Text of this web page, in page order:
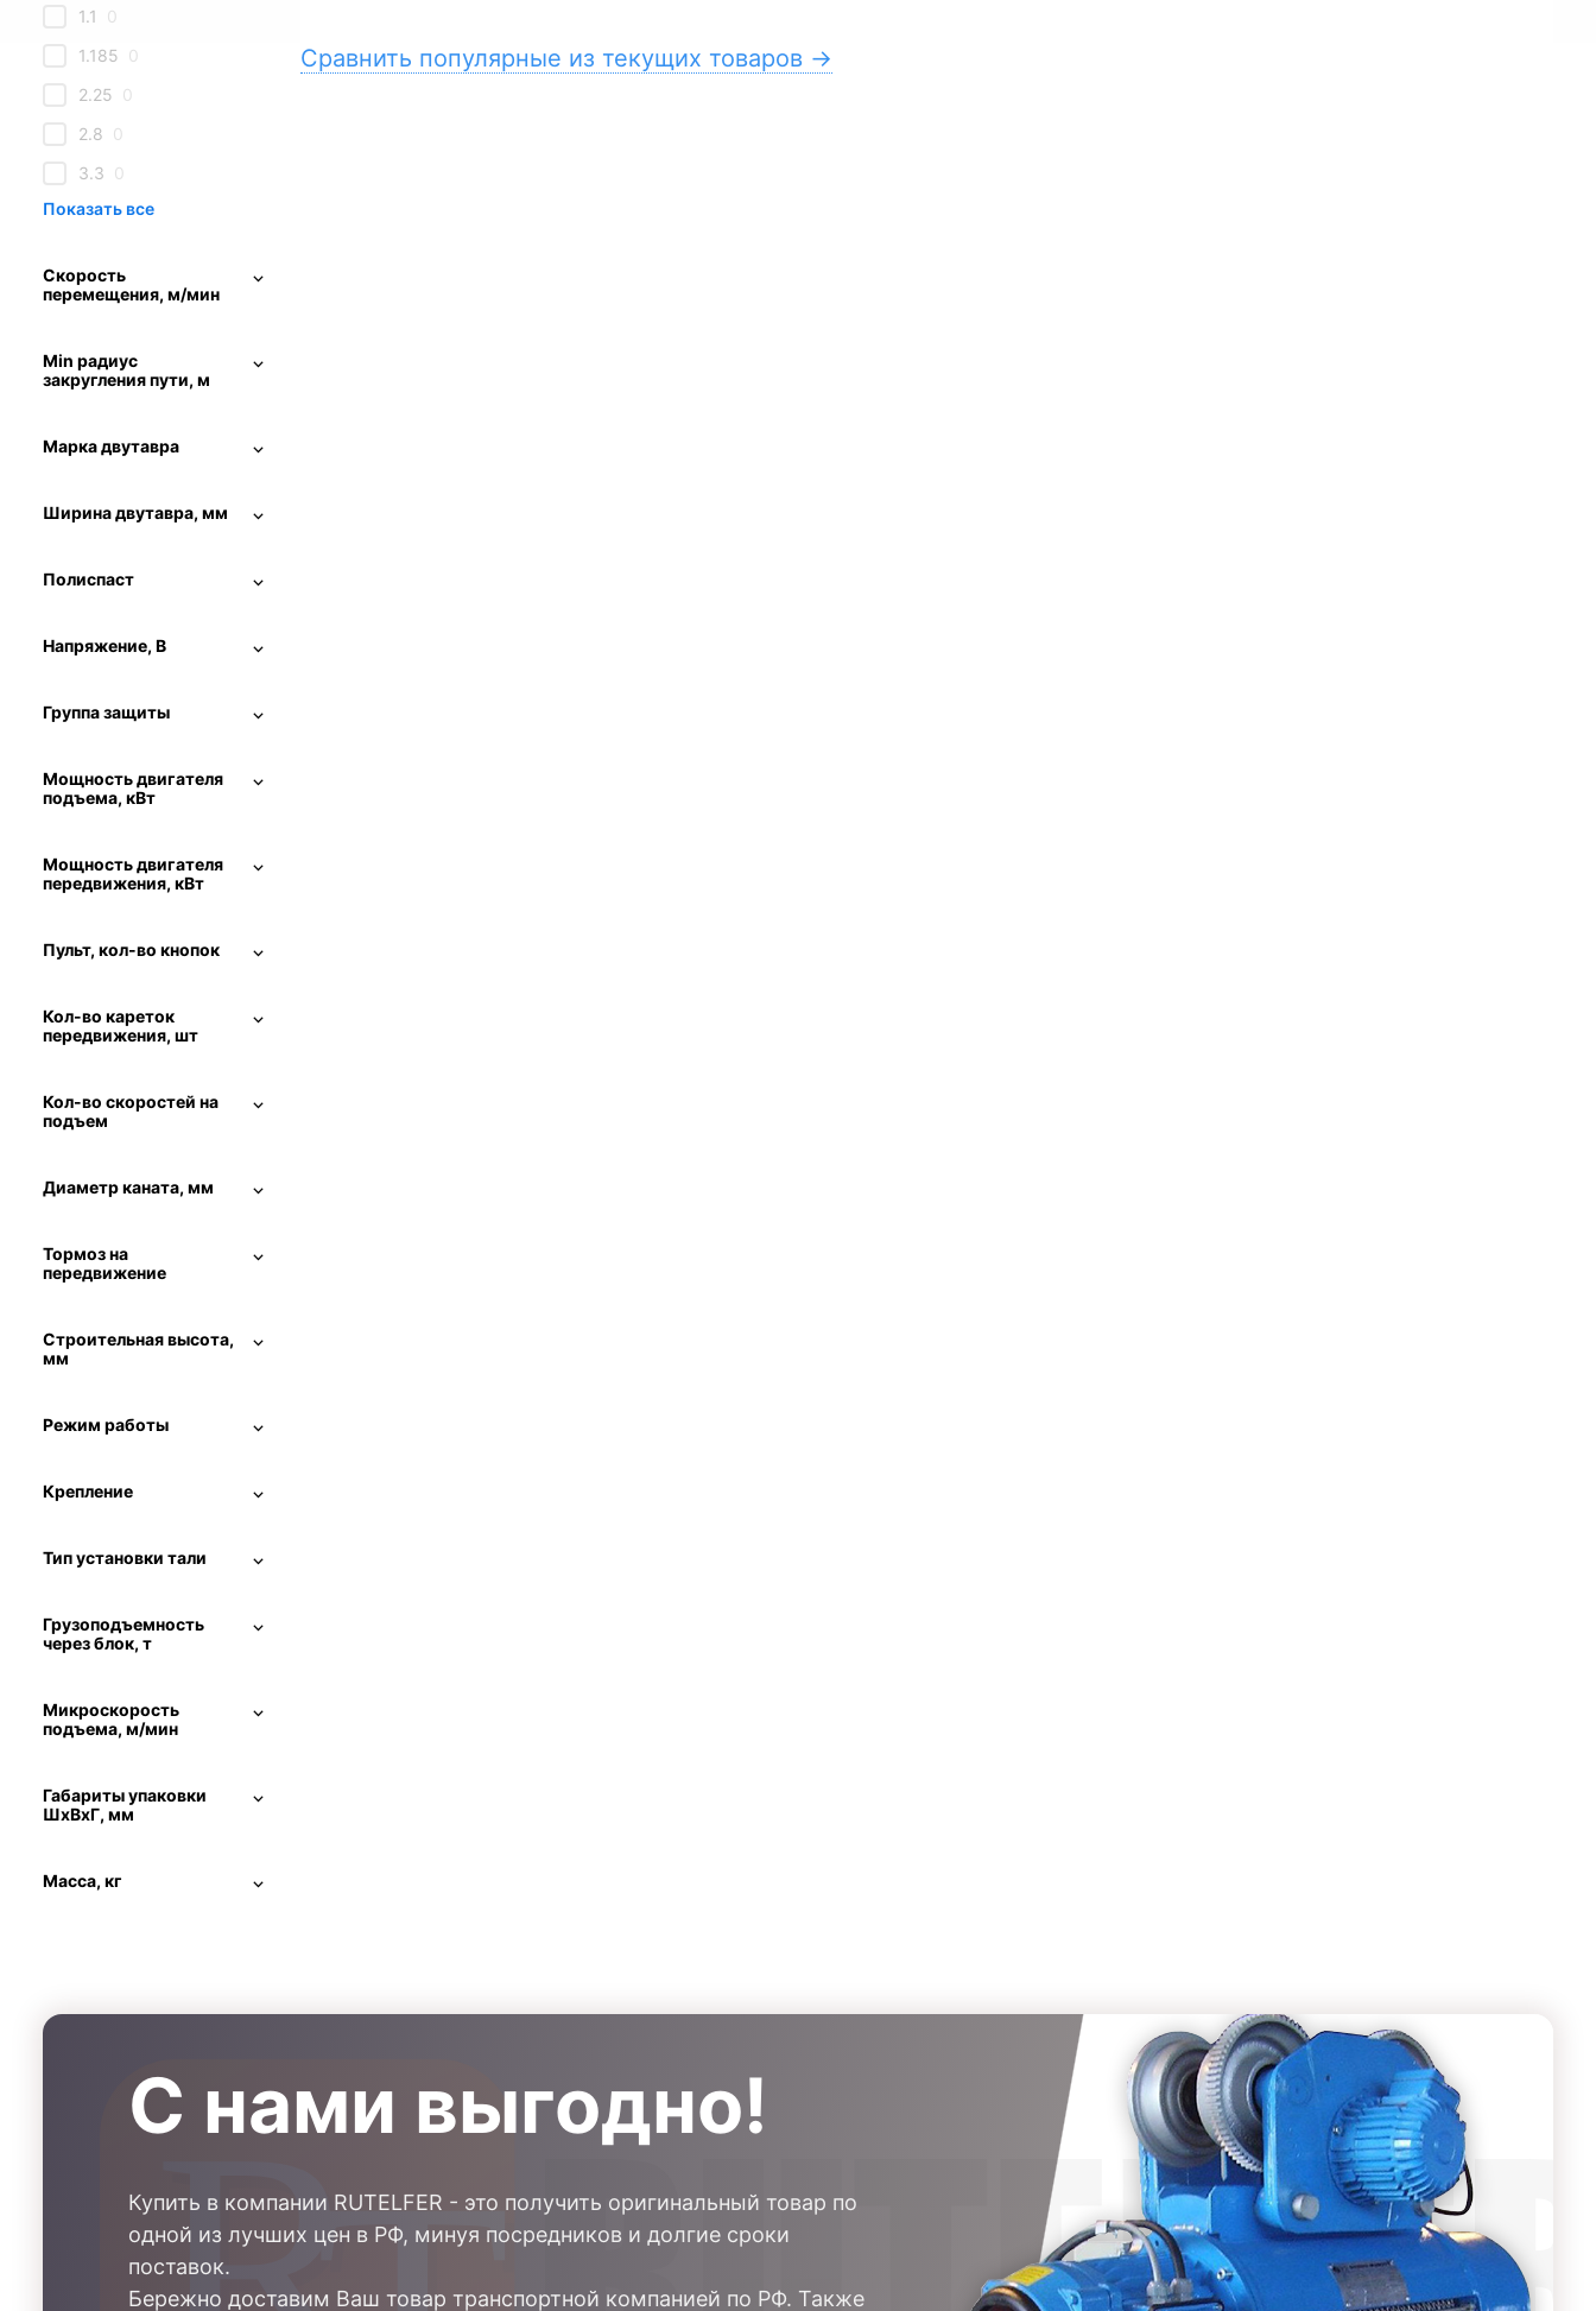
1.1
0
1.185 0
2.25 0
2.8 0
3.3 0
Скорость
перемещения, м/мин
Min радиус
закругления пути, м
Марка двутавра
Ширина двутавра, мм
Полиспаст
Напряжение, В
Группа защиты
Мощность двигателя
подъема, кВт
Мощность двигателя
передвижения, кВт
Пульт, кол-во кнопок
Кол-во кареток
передвижения, шт
Кол-во скоростей на
подъем
Диаметр каната, мм
Тормоз на
передвижение
Строительная высота,
мм
Режим работы
Крепление
Тип установки тали
Грузоподъемность
через блок, т
Микроскорость
подъема, м/мин
Габариты упаковки
ШхВхГ, мм
Масса, кг
Сравнить популярные из текущих товаров →
С нами выгодно!
Купить в компании RUTELFER - это получить оригинальный товар по
одной из лучших цен в РФ, минуя посредников и долгие сроки
поставок.
Бережно доставим Ваш товар транспортной компанией по РФ. Также